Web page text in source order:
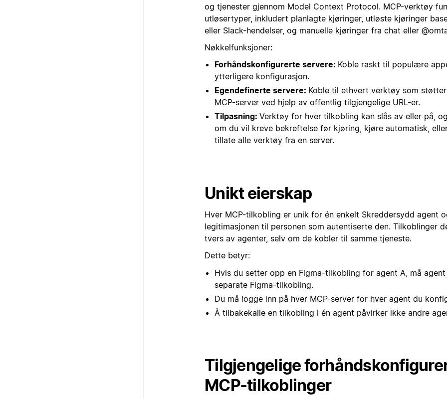
og tjenester gjennom Model Context Protocol. MCP-verktøy
utløsertyper, inkludert planlagte kjøringer, utløste kjøringer
eller Slack-hendelser, og manuelle kjøringer fra chat eller
Nøkkelfunksjoner:
Forhåndskonfigurerte servere: Koble raskt til populære
ytterligere konfigurasjon.
Egendefinerte servere: Koble til ethvert verktøy som
MCP-server ved hjelp av offentlig tilgjengelige URL-er.
Tilpasning: Verktøy for hver tilkobling kan slås av eller på,
om du vil kreve bekreftelse før kjøring, kjøre automatisk,
tillate alle verktøy fra en server.
Unikt eierskap
Hver MCP-tilkobling er unik for én enkelt Skreddersydd agent
legitimasjonen til personen som autentiserte den. Tilkoblinger
tvers av agenter, selv om de kobler til samme tjeneste.
Dette betyr:
Hvis du setter opp en Figma-tilkobling for agent A, må agent
separate Figma-tilkobling.
Du må logge inn på hver MCP-server for hver agent du
Å tilbakekalle en tilkobling i én agent påvirker ikke andre
Tilgjengelige
MCP-tilkoblinger